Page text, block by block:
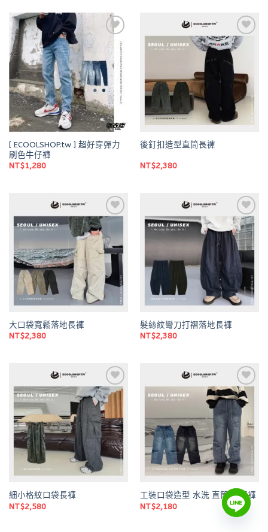
Add to
wishlist
[ ECOOLSHOP.tw ] 超好穿彈力
刷色牛仔褲
NT$1,280
Add to
wishlist
後釘扣造型直筒長褲
NT$2,380
Add to
wishlist
大口袋寬鬆落地長褲
NT$2,380
Add to
wishlist
髮絲紋彎刀打褶落地長褲
NT$2,380
Add to
wishlist
細小格紋口袋長褲
NT$2,580
Add to
wishlist
工裝口袋造型 水洗 直筒 牛仔褲
NT$2,180